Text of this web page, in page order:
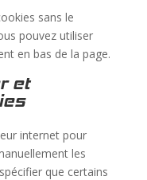
sans le
pouvez utiliser
en bas de la page.
et
internet pour
les
que certains